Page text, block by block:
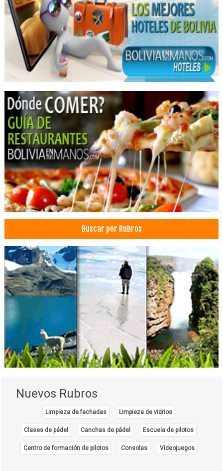
Hornos Industriales
Planchas churrasqueras
Parrillas a Gas
Quemadores
Decoración de cortinas
Decoración de Interiores
Decoraciones
Material para Decoraciones
Fabricas de Muebles
Industria de Muebles
Muebles para Dormitorio
Mueblerías
Muebles de Oficina
Muebles de Melamina
Muebles de Cocina
Silla con ruedas para oficinas
Médicos Oftalmólogos
Oftalmología
Oculistas
Médicos Cirujanos Pediátricos
Médicos Pediatras
Venta de Teléfonos
Centrales Telefónicas
Estructuras Metálicas
Puertas Plegadizas
Soldadura
Gradas caracol
Construcción de Tinglados
Buscar por Rubros
Nuevos Rubros
Limpieza de fachadas Limpieza de vidrios
Clases de pádel Canchas de pádel Escuela de pilotos
Centro de formación de pilotos Consolas Videojuegos